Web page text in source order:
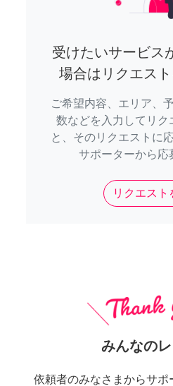
受けたいサービス
場合はリクエス
ご希望内容、エリア、
数などを入力してリク
と、そのリクエストに
サポーターから応
リクエスト
みんなの
依頼者のみなさまからサ